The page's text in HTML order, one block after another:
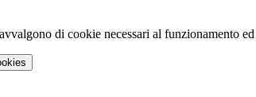
di cookie necessari al funzionamento